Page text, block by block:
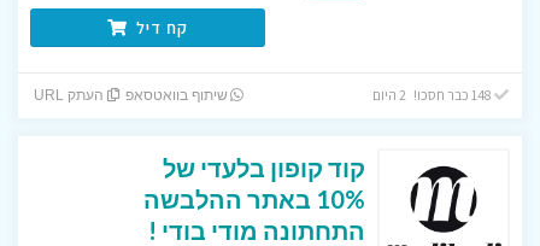
קח דיל
148 כבר חסכו! 2 היום שיתוף בוואטסאפ העתק URL
קוד קופון בלעדי של
10% באתר ההלבשה
התחתונה מודי בודי !